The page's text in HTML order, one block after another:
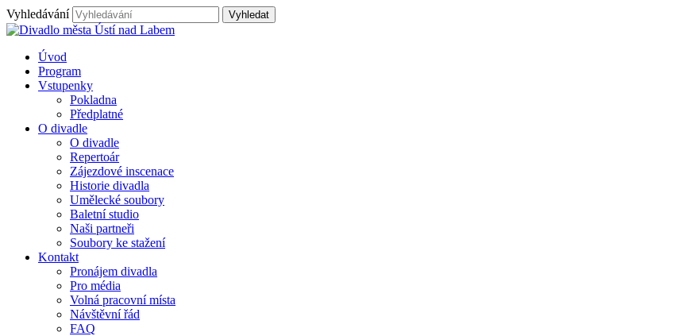
Vyhledávání
Úvod
Program
Vstupenky
Pokladna
Předplatné
O divadle
O divadle
Repertoár
Zájezdové inscenace
Historie divadla
Umělecké soubory
Baletní studio
Naši partneři
Soubory ke stažení
Kontakt
Pronájem divadla
Pro média
Volná pracovní místa
Návštěvní řád
FAQ